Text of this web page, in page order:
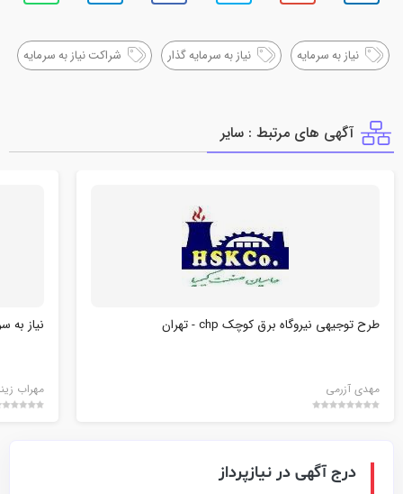
نیاز به سرمایه نیاز به سرمایه گذار شراکت نیاز به سرمایه
آگهی های مرتبط : ساير
طرح توجیهی نیروگاه برق کوچک chp - تهران
مهدی آزرمی
نیاز به
مهراب
درج آگهی در نیازپرداز